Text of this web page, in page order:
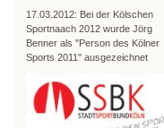
17.03.2012: Bei der Kölschen
Sportnaach 2012 wurde Jörg
Benner als "Person des Kölner
Sports 2011" ausgezeichnet